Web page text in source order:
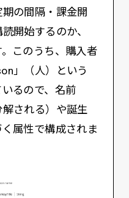
の間隔・課金開
開始するのか、
このうち、購入者
」（人）という
るので、名前
解される）や誕生
属性で構成されま